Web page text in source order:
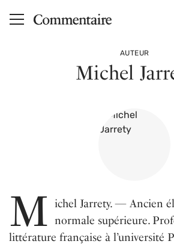
Aller au contenu principal
AUTEUR
Michel
M ichel Jarrety. — Ancien
normale supérieure.
littérature française à l’université